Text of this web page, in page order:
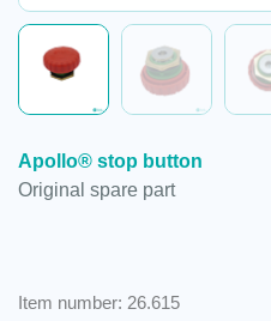
Apollo® stop button
Original spare part
Item number: 26.615